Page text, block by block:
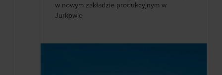
w nowym zakładzie produkcyjnym w
Jurkowie